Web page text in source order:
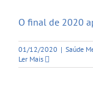
O final de 2020
01/12/2020 | Saúde
Ler Mais